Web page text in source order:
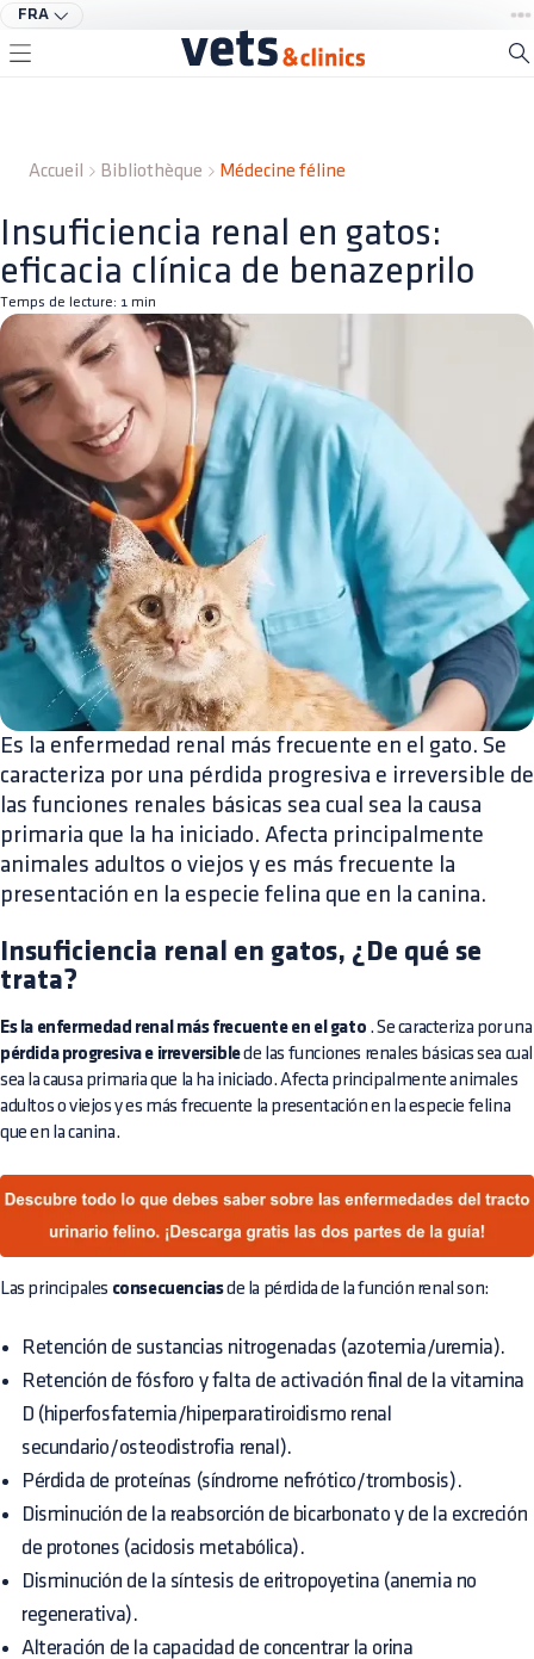
FRA
Accueil Bibliothèque Médecine féline
Insuficiencia renal en gatos:
eficacia clínica de benazeprilo
Temps de lecture: 1 min
Es la enfermedad renal más frecuente en el gato. Se
caracteriza por una pérdida progresiva e irreversible de
las funciones renales básicas sea cual sea la causa
primaria que la ha iniciado. Afecta principalmente
animales adultos o viejos y es más frecuente la
presentación en la especie felina que en la canina.
Insuficiencia renal en gatos, ¿De qué se
trata?
Es la enfermedad renal más frecuente en el gato . Se caracteriza por una
pérdida progresiva e irreversiblede las funciones renales básicas sea cual
sea la causa primaria que la ha iniciado. Afecta principalmente animales
adultos o viejos y es más frecuente la presentación en la especie felina
que en la canina.
Las principales consecuenciasde la pérdida de la función renal son:
Retención de sustancias nitrogenadas (azotemia/uremia).
Retención de fósforo y falta de activación final de la vitamina
D (hiperfosfatemia/hiperparatiroidismo renal
secundario/osteodistrofia renal).
Pérdida de proteínas (síndrome nefrótico/trombosis).
Disminución de la reabsorción de bicarbonato y de la excreción
de protones (acidosis metabólica).
Disminución de la síntesis de eritropoyetina (anemia no
regenerativa).
Alteración de la capacidad de concentrar la orina